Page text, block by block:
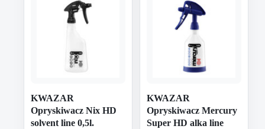
KWAZAR
Opryskiwacz Nix HD
solvent line 0,5l.
KWAZAR
Opryskiwacz Mercury
Super HD alka line